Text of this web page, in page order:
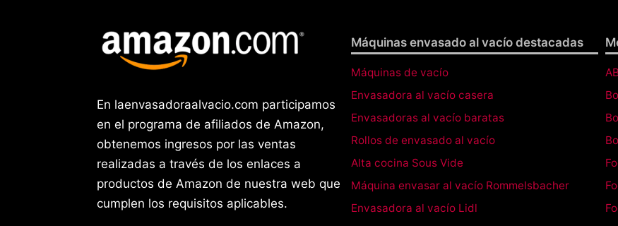
En laenvasadoraalvacio.com participamos
en el programa de afiliados de Amazon,
obtenemos ingresos por las ventas
realizadas a través de los enlaces a
productos de Amazon de nuestra web que
cumplen los requisitos aplicables.
Máquinas envasado al vacío destacadas
Máquinas de vacío
Envasadora al vacío casera
Envasadoras al vacío baratas
Rollos de envasado al vacío
Alta cocina Sous Vide
Máquina envasar al vacío Rommelsbacher
Envasadora al vacío Lidl